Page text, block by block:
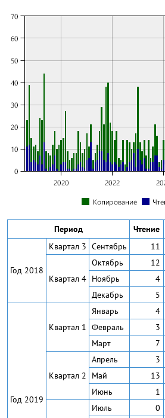
Период Чтение
Год 2018
Квартал 3 Сентябрь 11
Квартал 4
Октябрь 12
Ноябрь
4
Декабрь
5
Год 2019
Квартал 1
Январь 4
Февраль
3
Март
7
Квартал 2
Апрель 3
Май
13
Июнь
1
Июль 0